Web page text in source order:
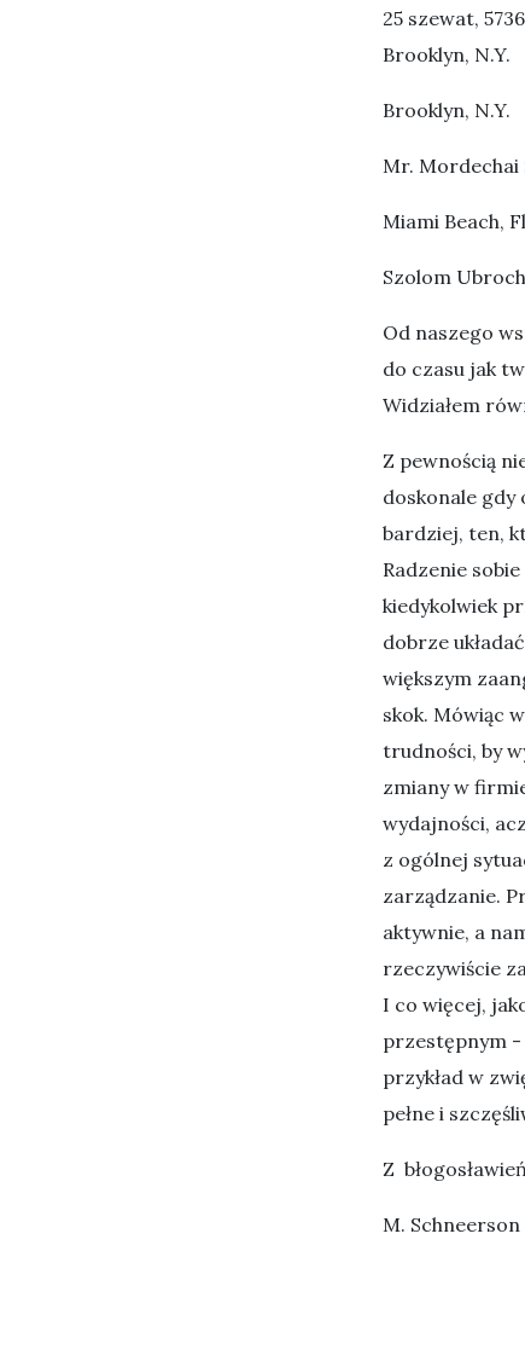
25 szewat,
Brooklyn, N.Y.
Brooklyn, N.Y.
Mr. Mordechai
Miami Beach,
Szolom
Od naszego
do czasu jak
Widziałem
Z pewnością
doskonale gdy
bardziej, ten,
Radzenie
kiedykolwiek
dobrze
większym
skok. Mówiąc
trudności, by
zmiany w
wydajności,
z ogólnej
zarządzanie.
aktywnie, a
rzeczywiście
I co więcej,
przestępnym -
przykład w
pełne i
Z
M. Schneerson